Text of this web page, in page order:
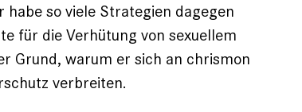
so viele Strategien dagegen
für die Verhütung von sexuellem
Grund, warum er sich an chrismon
verbreiten.